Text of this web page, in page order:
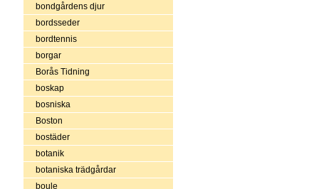
bondgårdens djur
bordsseder
bordtennis
borgar
Borås Tidning
boskap
bosniska
Boston
bostäder
botanik
botaniska trädgårdar
boule